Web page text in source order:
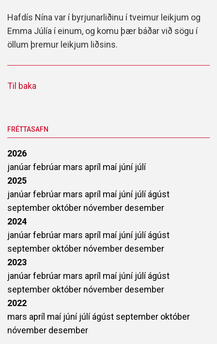
Hafdís Nína var í byrjunarliðinu í tveimur leikjum og
Emma Júlía í einum, og komu þær báðar við sögu í
öllum þremur leikjum liðsins.
Til baka
FRÉTTASAFN
2026
janúarfebrúar mars apríl maí júní júlí
2025
janúarfebrúar mars apríl maí júní júlíágúst
september október nóvember desember
2024
janúarfebrúar mars apríl maí júní júlíágúst
september október nóvember desember
2023
janúarfebrúar mars apríl maí júní júlíágúst
september október nóvember desember
2022
mars apríl maí júní júlíágúst september október
nóvember desember